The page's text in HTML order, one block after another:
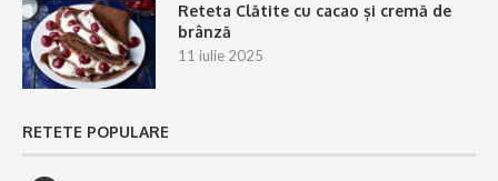
Reteta Clătite cu cacao și cremă de
brânză
11 iulie 2025
RETETE POPULARE